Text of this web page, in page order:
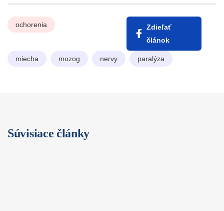
ochorenia
Zdieľať
článok
miecha mozog nervy paralýza
Súvisiace články